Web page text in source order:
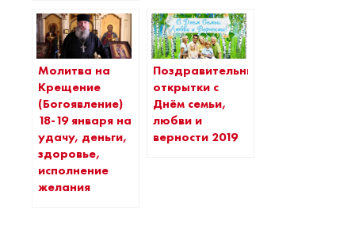
Молитва на
Крещение
(Богоявление)
18-19 января на
удачу, деньги,
здоровье,
исполнение
желания
Поздравительные
открытки с
Днём семьи,
любви и
верности 2019